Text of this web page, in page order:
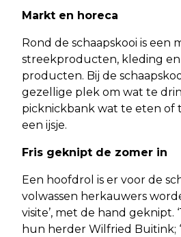
Markt en horeca
Rond de schaapskooi is een
streekproducten, kleding
producten. Bij de
gezellige plek om wat te
picknickbank wat te eten of
een ijsje.
Fris geknipt de zomer in
Een hoofdrol is er voor de
volwassen herkauwers
visite’, met de hand geknipt.
hun herder Wilfried Buitink;